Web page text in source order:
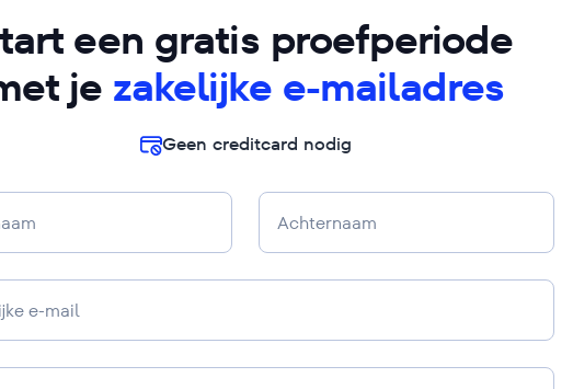
een gratis proefperiode
je zakelijke e-mailadres
Geen creditcard nodig